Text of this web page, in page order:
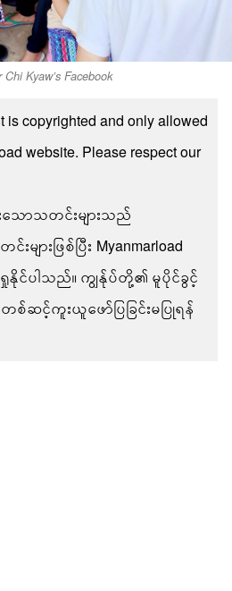
Kyaw’s Facebook
is copyrighted and only allowed
website. Please respect our
းသောသတင်းများသည်
များဖြစ်ပြီး Myanmarload
နိုင်ပါသည်။ ကျွန်ုပ်တို့၏ မူပိုင်ခွင့်
စ်ဆင့်ကူးယူဖော်ပြခြင်းမပြုရန်